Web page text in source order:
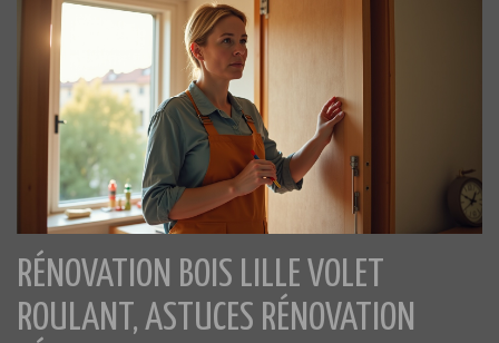
RÉNOVATION BOIS LILLE VOLET
ROULANT, ASTUCES RÉNOVATION